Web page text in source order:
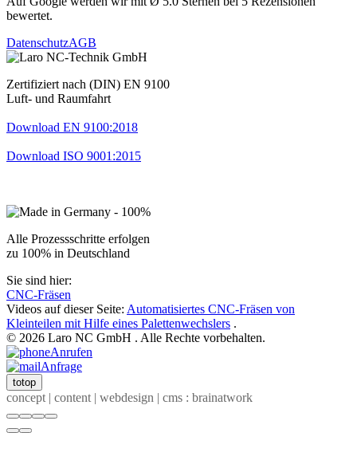
bewertet.
DatenschutzAGB
Zertifiziert nach (DIN) EN 9100
Luft- und Raumfahrt
Download EN 9100:2018
Download ISO 9001:2015
Alle Prozessschritte erfolgen
zu 100% in Deutschland
Sie sind hier:
CNC-Fräsen
Videos auf dieser Seite: Automatisiertes CNC-Fräsen von
Kleinteilen mit Hilfe eines Palettenwechslers .
© 2026 Laro NC GmbH . Alle Rechte vorbehalten.
Anrufen
Anfrage
totop
concept | content | webdesign | cms : brainatwork